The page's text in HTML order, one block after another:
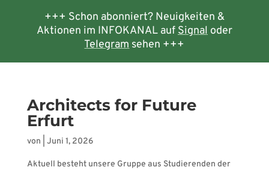
+++ Schon abonniert? Neuigkeiten &
Aktionen im INFOKANAL aufSignaloder
Telegramsehen +++
Architects for Future
Erfurt
von Juni 1, 2026
Aktuell besteht unsere Gruppe aus Studierenden der